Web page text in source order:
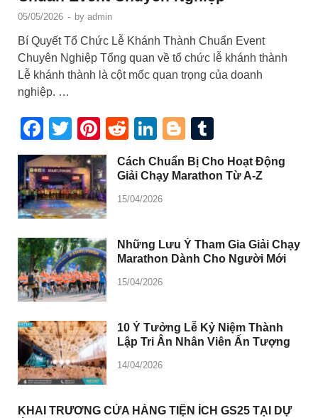
05/05/2026 - by admin
Bí Quyết Tổ Chức Lễ Khánh Thành Chuẩn Event
Chuyên Nghiệp Tổng quan về tổ chức lễ khánh thành
Lễ khánh thành là cột mốc quan trọng của doanh
nghiệp. …
Facebook
Twitter
Pinterest
RedditLinkedIn
Blogger
Cách Chuẩn Bị Cho Hoạt Động
Giải Chạy Marathon Từ A-Z
15/04/2026
Những Lưu Ý Tham Gia Giải Chạy
Marathon Dành Cho Người Mới
15/04/2026
10 Ý Tưởng Lễ Kỷ Niệm Thành
Lập Tri Ân Nhân Viên Ấn Tượng
14/04/2026
KHAI TRƯƠNG CỬA HÀNG TIỆN ÍCH GS25 TẠI DỰ